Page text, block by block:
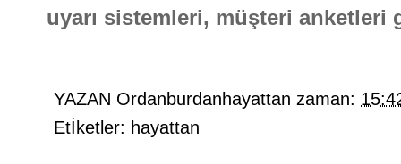
uyarı sistemleri, müşteri anketleri
YAZAN Ordanburdanhayattan zaman:
Etİketler: hayattan